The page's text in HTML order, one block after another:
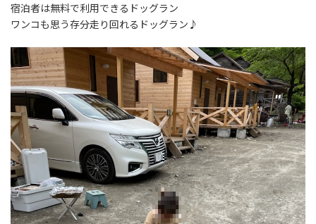
宿泊者は無料で利用できるドッグラン
ワンコも思う存分走り回れるドッグラン♪